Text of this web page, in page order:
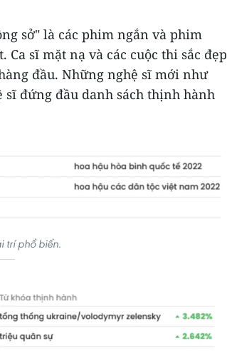
sở" là các phim ngắn và phim
sĩ mặt nạ và các cuộc thi sắc đẹp
đầu. Những nghệ sĩ mới như
sĩ đứng đầu danh sách thịnh hành
trí phổ biến.